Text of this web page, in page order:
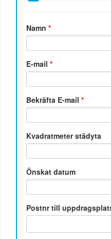
Namn*
E-mail*
Bekräfta E-mail*
Kvadratmeter städyta
Önskat datum
Postnr till